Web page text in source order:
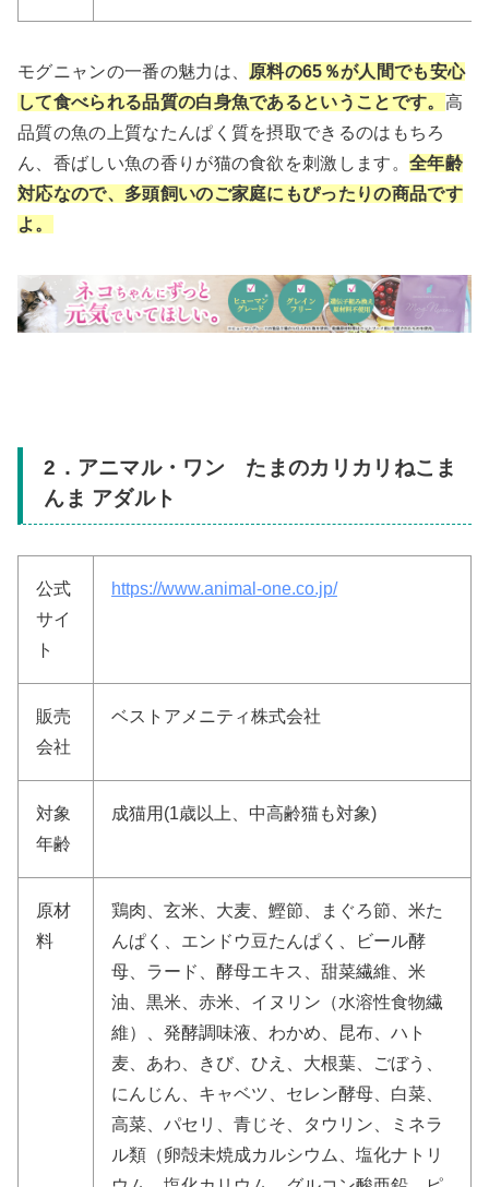
モグニャンの一番の魅力は、
原料の65％が人間でも安心
して食べられる品質の白身魚であるということです。 高
品質の魚の上質なたんぱく質を摂取できるのはもちろ
ん、香ばしい魚の香りが猫の食欲を刺激します。全年齢
対応なので、多頭飼いのご家庭にもぴったりの商品です
よ。
2． アニマル・ワン たまのカリカリねこま
んま アダルト
公式
サイ
ト
https://www.animal-one.co.jp/
販売
会社
ベストアメニティ株式会社
対象
年齢
成猫用(1歳以上、中高齢猫も対象)
原材
料
鶏肉、玄米、大麦、鰹節、まぐろ節、米た
んぱく、エンドウ豆たんぱく、ビール酵
母、ラード、酵母エキス、甜菜繊維、米
油、黒米、赤米、イヌリン（水溶性食物繊
維）、発酵調味液、わかめ、昆布、ハト
麦、あわ、きび、ひえ、大根葉、ごぼう、
にんじん、キャベツ、セレン酵母、白菜、
高菜、パセリ、青じそ、タウリン、ミネラ
ル類（卵殻未焼成カルシウム、塩化ナトリ